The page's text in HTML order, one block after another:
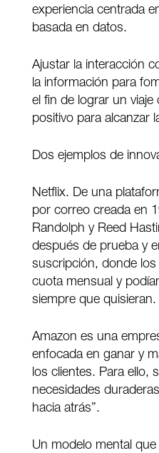
experiencia centrada
basada en datos.
Ajustar la interacción
la información para
el fin de lograr un viaje
positivo para alcanzar
Dos ejemplos de
Netflix. De una
por correo creada en
Randolph y Reed
después de prueba y
suscripción, donde
cuota mensual y
siempre que quisieran.
Amazon es una
enfocada en ganar y
los clientes. Para ello,
necesidades
hacia atrás”.
Un modelo mental que